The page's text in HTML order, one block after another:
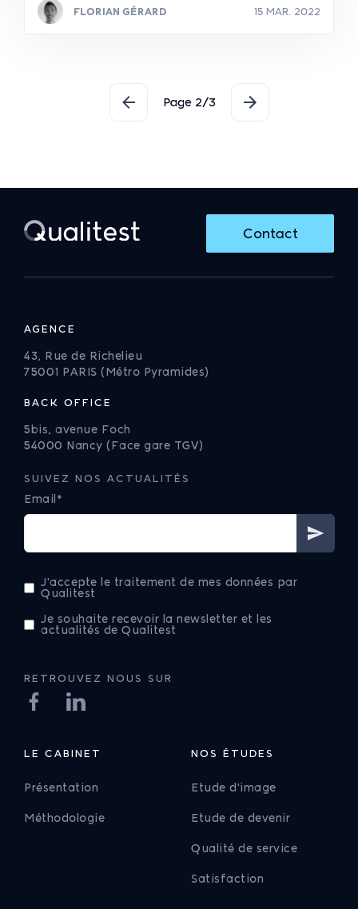
FLORIAN GÉRARD 15 MAR. 2022
Page 2/3
Contact
AGENCE
43, Rue de Richelieu
75001 PARIS (Métro Pyramides)
BACK OFFICE
5bis, avenue Foch
54000 Nancy (Face gare TGV)
SUIVEZ NOS ACTUALITÉS
Email*
J'accepte le traitement de mes données par
Qualitest
Je souhaite recevoir la newsletter et les
actualités de Qualitest
RETROUVEZ NOUS SUR
LE CABINET
Présentation
Méthodologie
NOS ÉTUDES
Etude d'image
Etude de devenir
Qualité de service
Satisfaction